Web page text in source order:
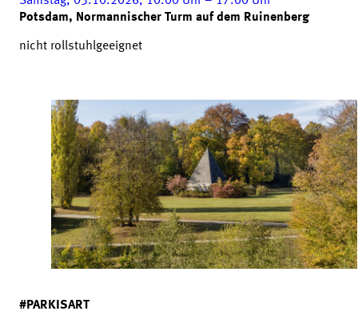
Potsdam, Normannischer Turm auf dem Ruinenberg
nicht rollstuhlgeeignet
#PARKISART